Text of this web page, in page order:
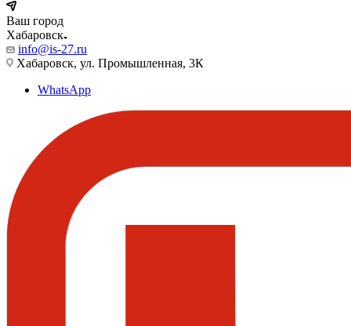
Ваш город
Хабаровск
info@is-27.ru
Хабаровск, ул. Промышленная, 3К
WhatsApp